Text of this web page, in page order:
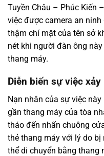
Tuyền Châu – Phúc Kiến
việc được camera an
thậm chí mặt của tên sở
nét khi người đàn ông
thang máy.
Diễn biến sự việc xảy
Nạn nhân của sự việc
gần thang máy của tòa
tháo đến nhấn chuông
thẻ thang máy với lý do
thể di chuyển bằng thang